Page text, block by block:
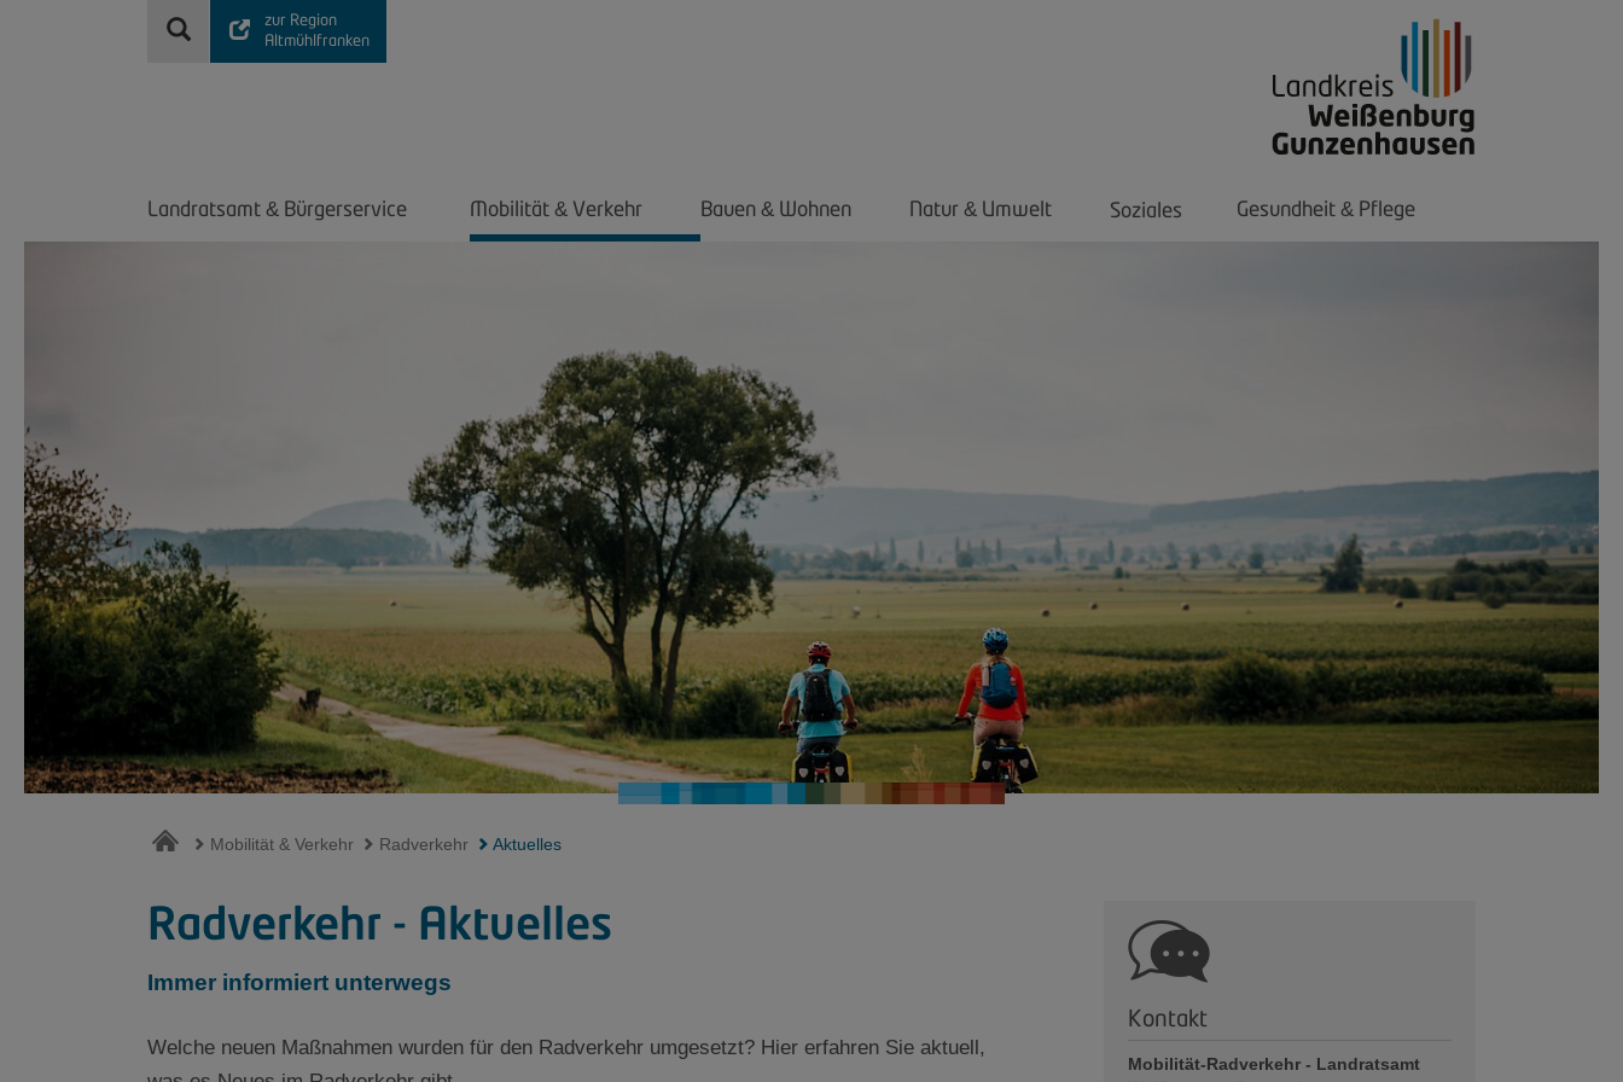
zur Region
Altmühlfranken
Landratsamt & Bürgerservice Mobilität & Verkehr Bauen & Wohnen Natur & Umwelt Soziales Gesundheit & Pflege
Mobilität & Verkehr Radverkehr Aktuelles
Kontakt
Mobilität-Radverkehr - Landratsamt
Radverkehr - Aktuelles
Immer informiert unterwegs
Welche neuen Maßnahmen wurden für den Radverkehr umgesetzt? Hier erfahren Sie aktuell,